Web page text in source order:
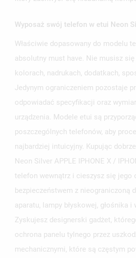
Wyposaż swój telefon w etui Neon
Właściwie dopasowany do modelu
absolutny must have. Nie musisz
kolorach, nadrukach, dodatkach,
Jedynym ograniczeniem pozostaje
odpowiadać specyfikacji oraz
urządzenia. Modele etui są
poszczególnych telefonów, aby
najbardziej intuicyjny. Kupując
Neon Silver APPLE IPHONE X /
telefon wewnątrz i cieszysz się jego
bezpieczeństwem z nieograniczoną
aparatu, lampy błyskowej, głośnika i
Zyskujesz designerski gadżet,
ochrona panelu tylnego przez
mechanicznymi, które są częstym
MOJE LISTY ŻYCZEŃ
add_circle_outline
UTWÓRZ LISTĘ ŻYCZEŃ
NAZWA LISTY ŻYCZEŃ
ZALOGUJ SIĘ
MUSISZ BYĆ ZALOGOWANY BY
SWOJEJ LIŚCIE ŻYCZEŃ.
ANULUJ